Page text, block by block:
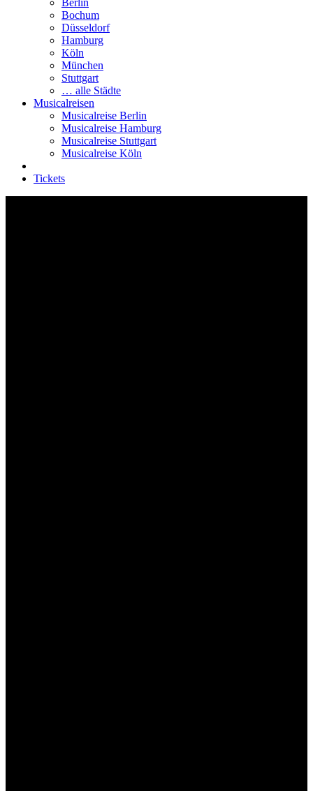
Berlin
Bochum
Düsseldorf
Hamburg
Köln
München
Stuttgart
… alle Städte
Musicalreisen
Musicalreise Berlin
Musicalreise Hamburg
Musicalreise Stuttgart
Musicalreise Köln
Tickets